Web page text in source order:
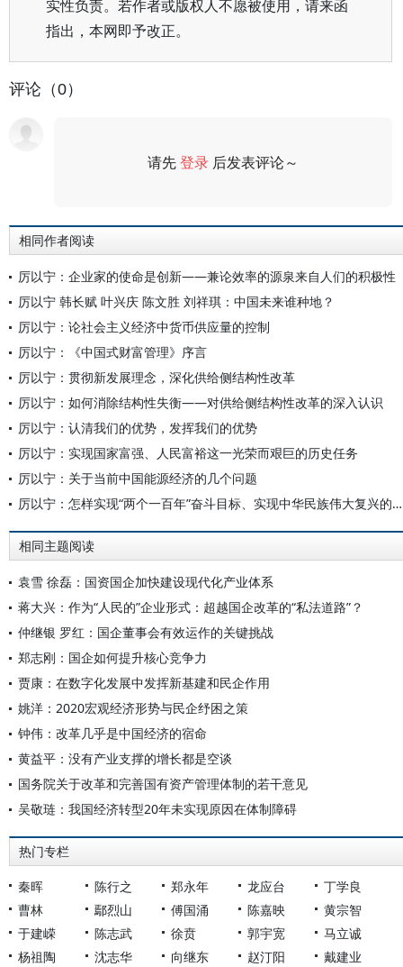
实性负责。若作者或版权人不愿被使用，请来函
指出，本网即予改正。
评论（0）
请先登录 后发表评论～
相同作者阅读
厉以宁：企业家的使命是创新——兼论效率的源泉来自人们的积极性
厉以宁 韩长赋 叶兴庆 陈文胜 刘祥琪：中国未来谁种地？
厉以宁：论社会主义经济中货币供应量的控制
厉以宁：《中国式财富管理》序言
厉以宁：贯彻新发展理念，深化供给侧结构性改革
厉以宁：如何消除结构性失衡——对供给侧结构性改革的深入认识
厉以宁：认清我们的优势，发挥我们的优势
厉以宁：实现国家富强、人民富裕这一光荣而艰巨的历史任务
厉以宁：关于当前中国能源经济的几个问题
厉以宁：怎样实现“两个一百年”奋斗目标、实现中华民族伟大复兴的中国梦？
相同主题阅读
袁雪 徐磊：国资国企加快建设现代化产业体系
蒋大兴：作为“人民的”企业形式：超越国企改革的“私法道路”？
仲继银 罗红：国企董事会有效运作的关键挑战
郑志刚：国企如何提升核心竞争力
贾康：在数字化发展中发挥新基建和民企作用
姚洋：2020宏观经济形势与民企纾困之策
钟伟：改革几乎是中国经济的宿命
黄益平：没有产业支撑的增长都是空谈
国务院关于改革和完善国有资产管理体制的若干意见
吴敬琏：我国经济转型20年未实现原因在体制障碍
热门专栏
秦晖 陈行之 郑永年 龙应台
丁学良
曹林
鄢烈山 傅国涌 陈嘉映
黄宗智
于建嵘
陈志武 徐贲 郭宇宽
马立诚
杨祖陶
沈志华 向继东 赵汀阳 戴建业